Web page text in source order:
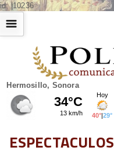
id: |10236
Hermosillo, Sonora
☰
ESPECTACULOS